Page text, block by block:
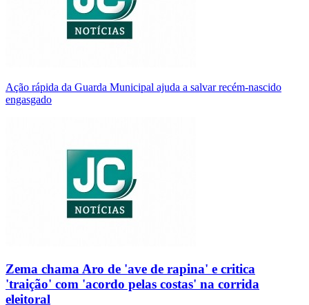
Ação rápida da Guarda Municipal ajuda a salvar recém-nascido
engasgado
Zema chama Aro de 'ave de rapina' e critica
'traição' com 'acordo pelas costas' na corrida
eleitoral